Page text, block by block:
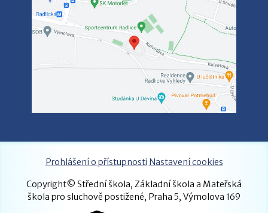
Prohlášení o přístupnosti Nastavení cookies
Copyright© Střední škola, Základní škola a Mateřská
škola pro sluchově postižené, Praha 5, Výmolova 169